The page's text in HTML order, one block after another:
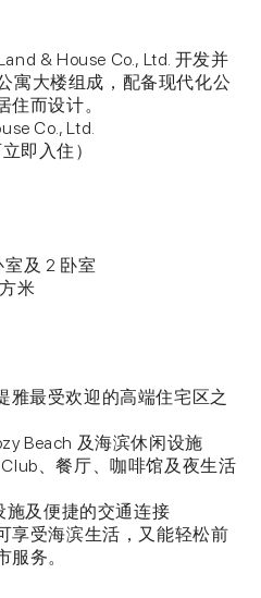
& House Co., Ltd. 开发并
寓大楼组成，配备现代化公
而设计。
Co., Ltd.
即入住）
室及 2 卧室
米
雅最受欢迎的高端住宅区之
Beach 及海滨休闲设施
Club、餐厅、咖啡馆及夜生活
施及便捷的交通连接
享受海滨生活，又能轻松前
务。